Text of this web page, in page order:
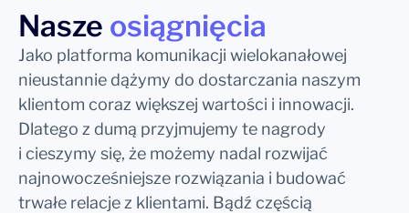
Nasze osiągnięcia
Jako platforma komunikacji wielokanałowej
nieustannie dążymy do dostarczania naszym
klientom coraz większej wartości i innowacji.
Dlatego z dumą przyjmujemy te nagrody
i cieszymy się, że możemy nadal rozwijać
najnowocześniejsze rozwiązania i budować
trwałe relacje z klientami. Bądź częścią